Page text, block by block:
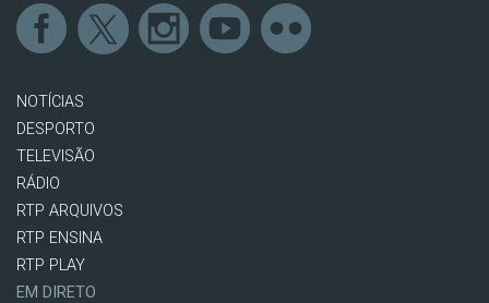
NOTÍCIAS
DESPORTO
TELEVISÃO
RÁDIO
RTP ARQUIVOS
RTP ENSINA
RTP PLAY
EM DIRETO